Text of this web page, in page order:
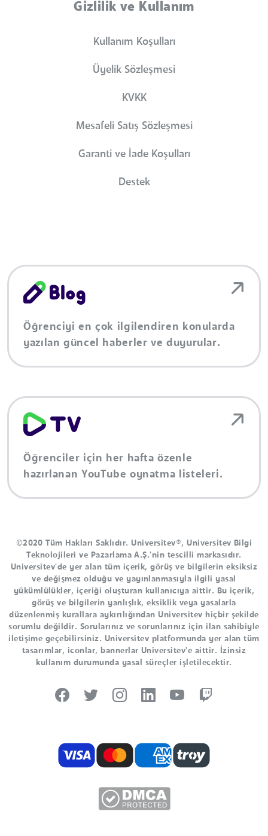
Gizlilik ve Kullanım
Kullanım Koşulları
Üyelik Sözleşmesi
KVKK
Mesafeli Satış Sözleşmesi
Garanti ve İade Koşulları
Destek
Öğrenciyi en çok ilgilendiren konularda
yazılan güncel haberler ve duyurular.
Öğrenciler için her hafta özenle
hazırlanan YouTube oynatma listeleri.
©2020 Tüm Hakları Saklıdır. Universitev®, Universitev Bilgi
Teknolojileri ve Pazarlama A.Ş.'nin tescilli markasıdır.
Universitev'de yer alan tüm içerik, görüş ve bilgilerin eksiksiz
ve değişmez olduğu ve yayınlanmasıyla ilgili yasal
yükümlülükler, içeriği oluşturan kullanıcıya aittir. Bu içerik,
görüş ve bilgilerin yanlışlık, eksiklik veya yasalarla
düzenlenmiş kurallara aykırılığından Universitev hiçbir şekilde
sorumlu değildir. Sorularınız ve sorunlarınız için ilan sahibiyle
iletişime geçebilirsiniz. Universitev platformunda yer alan tüm
tasarımlar, iconlar, bannerlar Universitev'e aittir. İzinsiz
kullanım durumunda yasal süreçler işletilecektir.